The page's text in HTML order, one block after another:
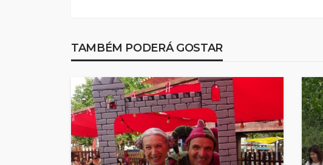
TAMBÉM PODERÁ GOSTAR